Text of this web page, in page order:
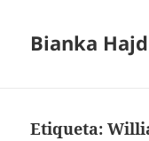
Bianka
Etiqueta: